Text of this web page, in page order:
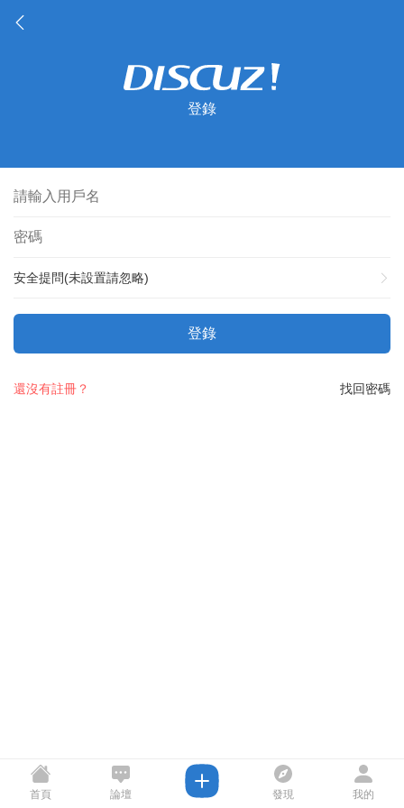
登錄
安全提問(未設置請忽略)
登錄
找回密碼
還沒有註冊？
首頁 論壇 發現 我的